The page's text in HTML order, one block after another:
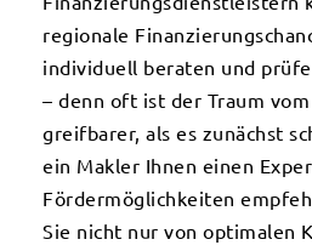
regionale
individuell beraten und
– denn oft ist der Traum
greifbarer, als es zunächst
ein Makler Ihnen einen
Fördermöglichkeiten
Sie nicht nur von optimalen